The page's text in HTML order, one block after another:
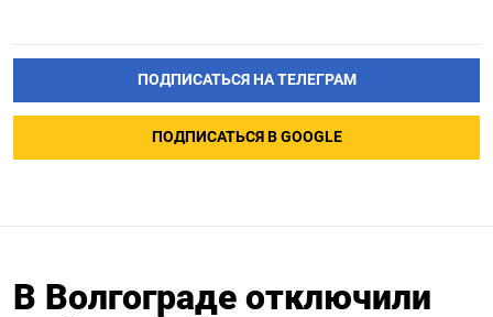
ПОДПИСАТЬСЯ НА ТЕЛЕГРАМ
ПОДПИСАТЬСЯ В GOOGLE
В Волгограде отключили